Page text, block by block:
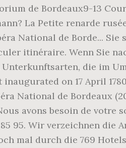
de Bordeaux9-13
La Petite renarde
National de Borde... Sie
itinéraire. Wenn Sie
die im
on 17 April
National de Bordeaux
avons besoin de votre
95. Wir verzeichnen die
mal durch die 769